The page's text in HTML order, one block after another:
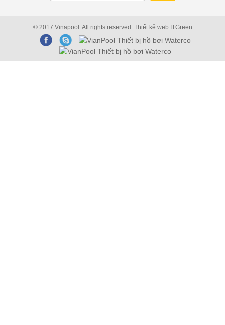
© 2017 Vinapool. All rights reserved. Thiết kế web ITGreen